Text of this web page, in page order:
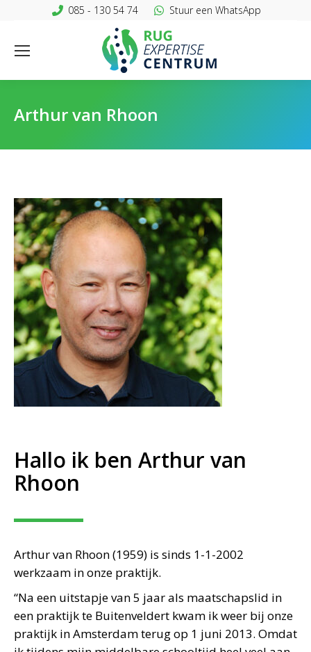
085 - 130 54 74 Stuur een WhatsApp
Arthur van Rhoon
Hallo ik ben Arthur van
Rhoon
Arthur van Rhoon (1959) is sinds 1-1-2002
werkzaam in onze praktijk.
“Na een uitstapje van 5 jaar als maatschapslid in
een praktijk te Buitenveldert kwam ik weer bij onze
praktijk in Amsterdam terug op 1 juni 2013. Omdat